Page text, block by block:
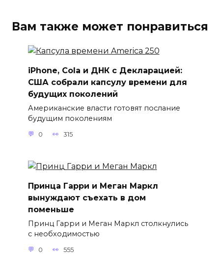
Вам также может понравиться
iPhone, Cola и ДНК с Декларацией:
США собрали капсулу времени для
будущих поколений
Американские власти готовят послание
будущим поколениям
0 315
Принца Гарри и Меган Маркл
вынуждают съехать в дом
поменьше
Принц Гарри и Меган Маркл столкнулись
с необходимостью
0 555